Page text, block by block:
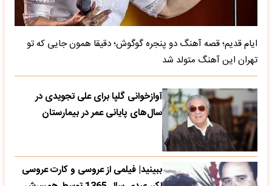
ایام قدیم؛ قصه آهنگ دو پنجره گوگوش؛ دقیقا همون جایی که تو
تهران این آهنگ متولد شد
آوازخوانی گلپا برای علی تجویدی در
سال‌های پایانی عمر در بیمارستان
ببینید| فیلمی از عروسی و کارت عروسی